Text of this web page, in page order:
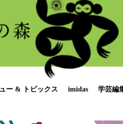
ー & トピックス imidas 学芸編